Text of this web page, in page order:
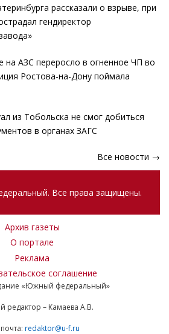
рассказали о взрыве, при
гендиректор
на АЗС переросло в огненное ЧП во
Ростова-на-Дону поймала
из Тобольска не смог добиться
в органах ЗАГС
Все новости →
Все права защищены.
Архив газеты
О портале
Реклама
соглашение
«Южный федеральный»
редактор – Камаева А.В.
redaktor@u-f.ru